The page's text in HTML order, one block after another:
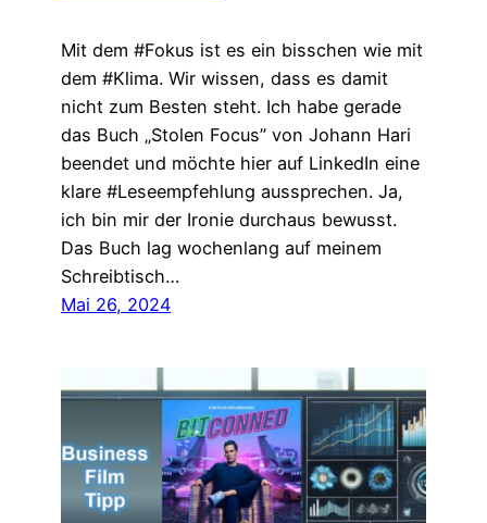
Mit dem #Fokus ist es ein bisschen wie mit
dem #Klima. Wir wissen, dass es damit
nicht zum Besten steht. Ich habe gerade
das Buch „Stolen Focus” von Johann Hari
beendet und möchte hier auf LinkedIn eine
klare #Leseempfehlung aussprechen. Ja,
ich bin mir der Ironie durchaus bewusst.
Das Buch lag wochenlang auf meinem
Schreibtisch…
Mai 26, 2024